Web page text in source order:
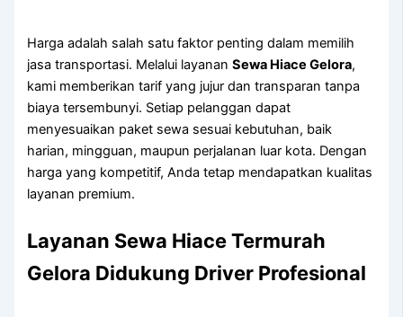
Harga adalah salah satu faktor penting dalam memilih
jasa transportasi. Melalui layananSewa Hiace Gelora,
kami memberikan tarif yang jujur dan transparan tanpa
biaya tersembunyi. Setiap pelanggan dapat
menyesuaikan paket sewa sesuai kebutuhan, baik
harian, mingguan, maupun perjalanan luar kota. Dengan
harga yang kompetitif, Anda tetap mendapatkan kualitas
layanan premium.
Layanan Sewa Hiace Termurah
Gelora Didukung Driver Profesional